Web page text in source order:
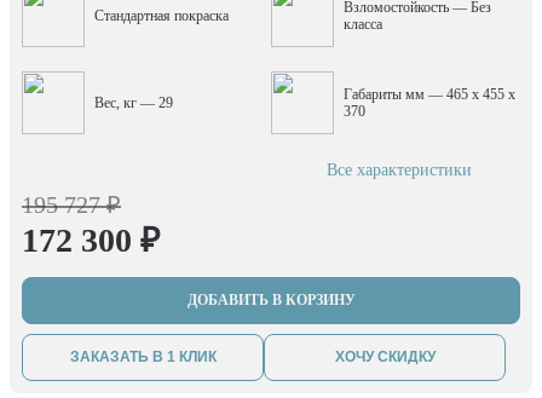
Стандартная покраска
Взломостойкость — Без
класса
Вес, кг — 29
Габариты мм — 465 x 455 x
370
Все характеристики
195 727 ₽
172 300 ₽
ДОБАВИТЬ В КОРЗИНУ
ЗАКАЗАТЬ В 1 КЛИК ХОЧУ СКИДКУ